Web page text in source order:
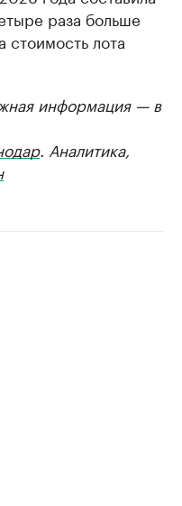
раза больше
стоимость лота
информация — в
. Аналитика,